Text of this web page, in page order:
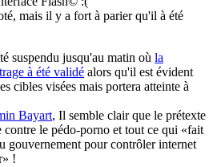
mais il y a fort à parier qu'il à été
suspendu jusqu'au matin où la
à été validé alors qu'il est évident
cibles visées mais portera atteinte à
Bayart, Il semble clair que le prétexte
contre le pédo-porno et tout ce qui «fait
gouvernement pour contrôler internet
!